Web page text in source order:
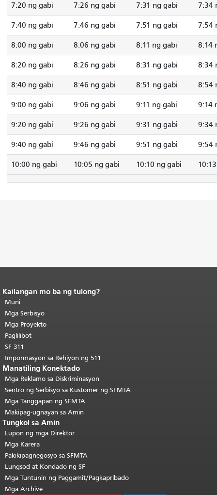
7:20 ng gabi 7:26 ng gabi 7:31 ng gabi 7:34
7:40 ng gabi 7:46 ng gabi 7:51 ng gabi 7:54
8:00 ng gabi 8:06 ng gabi 8:11 ng gabi 8:14
8:20 ng gabi 8:26 ng gabi 8:31 ng gabi 8:34
8:40 ng gabi 8:46 ng gabi 8:51 ng gabi 8:54
9:00 ng gabi 9:06 ng gabi 9:11 ng gabi 9:14
9:20 ng gabi 9:26 ng gabi 9:31 ng gabi 9:34
9:40 ng gabi 9:46 ng gabi 9:51 ng gabi 9:54
10:00 ng gabi 10:05 ng gabi 10:10 ng gabi
Katapusan ng nilalaman ng
pahina.
pahinang ito ay nauulit sa bawat
pahina.Bumalik sa tuktok ng
pangunahing nilalaman
Kailangan mo ba ng tulong?
Muni
Mga Serbisyo
Mga Proyekto
Paglilibot
SF 311
Impormasyon sa Rehiyon ng 511
Manatiling Konektado
Mga Reklamo sa Diskriminasyon
Sentro ng Serbisyo sa Kustomer ng SFMTA
Mga Tanggapan ng SFMTA
Makipag-ugnayan sa Amin
Tungkol sa Amin
Lupon ng mga Direktor
Mga Karera
Pakikipagnegosyo sa SFMTA
Lungsod at Kondado ng SF
Mga Tuntunin ng Paggamit/Pagkapribado
Mga Archive